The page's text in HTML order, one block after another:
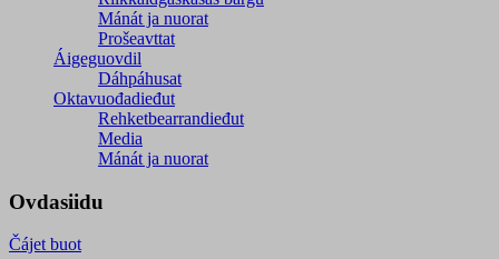
Mánát ja nuorat
Prošeavttat
Áigeguovdil
Dáhpáhusat
Oktavuođadieđut
Rehketbearrandieđut
Media
Mánát ja nuorat
Ovdasiidu
Čájet buot